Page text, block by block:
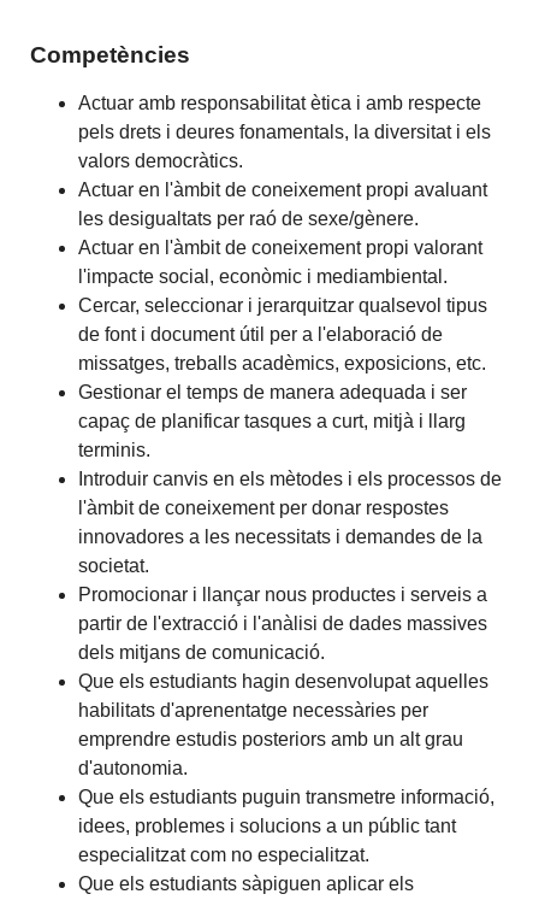
Competències
Actuar amb responsabilitat ètica i amb respecte
pels drets i deures fonamentals, la diversitat i els
valors democràtics.
Actuar en l'àmbit de coneixement propi avaluant
les desigualtats per raó de sexe/gènere.
Actuar en l'àmbit de coneixement propi valorant
l'impacte social, econòmic i mediambiental.
Cercar, seleccionar i jerarquitzar qualsevol tipus
de font i document útil per a l'elaboració de
missatges, treballs acadèmics, exposicions, etc.
Gestionar el temps de manera adequada i ser
capaç de planificar tasques a curt, mitjà i llarg
terminis.
Introduir canvis en els mètodes i els processos de
l'àmbit de coneixement per donar respostes
innovadores a les necessitats i demandes de la
societat.
Promocionar i llançar nous productes i serveis a
partir de l'extracció i l'anàlisi de dades massives
dels mitjans de comunicació.
Que els estudiants hagin desenvolupat aquelles
habilitats d'aprenentatge necessàries per
emprendre estudis posteriors amb un alt grau
d'autonomia.
Que els estudiants puguin transmetre informació,
idees, problemes i solucions a un públic tant
especialitzat com no especialitzat.
Que els estudiants sàpiguen aplicar els